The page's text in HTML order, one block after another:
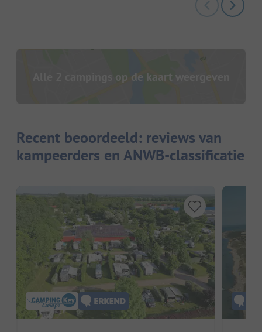
Alle 2 campings op de kaart weergeven
Recent beoordeeld: reviews van
kampeerders en ANWB-classificatie